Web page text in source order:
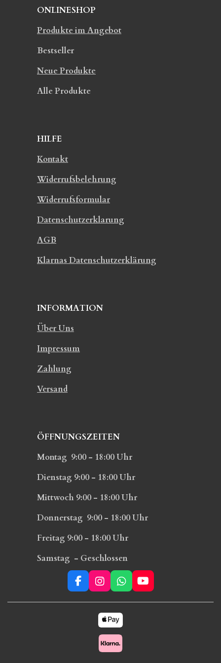
ONLINESHOP
Produkte im Angebot
Bestseller
Neue Produkte
Alle Produkte
HILFE
Kontakt
Widerrufsbelehrung
Widerrufsformular
Datenschutzerklarung
AGB
Klarnas Datenschutzerklärung
INFORMATION
Über Uns
Impressum
Zahlung
Versand
ÖFFNUNGSZEITEN
Montag 9:00 - 18:00 Uhr
Dienstag 9:00 - 18:00 Uhr
Mittwoch 9:00 - 18:00 Uhr
Donnerstag 9:00 - 18:00 Uhr
Freitag 9:00 - 18:00 Uhr
Samstag - Geschlossen
F
a
c
I
n
s
t
a
g
r
a
W
h
a
t
s
A
p
Y
o
u